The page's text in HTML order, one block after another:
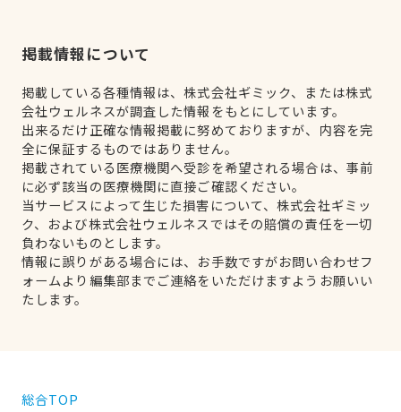
掲載情報について
掲載している各種情報は、株式会社ギミック、または株式
会社ウェルネスが調査した情報をもとにしています。
出来るだけ正確な情報掲載に努めておりますが、内容を完
全に保証するものではありません。
掲載されている医療機関へ受診を希望される場合は、事前
に必ず該当の医療機関に直接ご確認ください。
当サービスによって生じた損害について、株式会社ギミッ
ク、および株式会社ウェルネスではその賠償の責任を一切
負わないものとします。
情報に誤りがある場合には、お手数ですがお問い合わせフ
ォームより編集部までご連絡をいただけますようお願いい
たします。
総合TOP